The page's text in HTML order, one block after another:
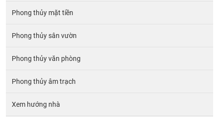
Phong thủy mặt tiền
Phong thủy sân vườn
Phong thủy văn phòng
Phong thủy âm trạch
Xem hướng nhà